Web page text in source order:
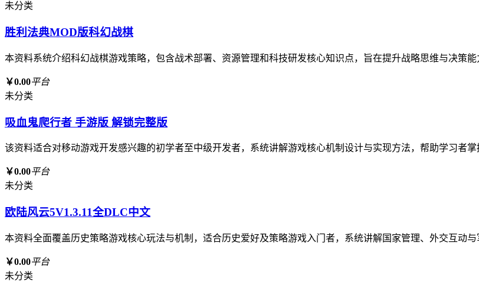
未分类
胜利法典MOD版科幻战棋
本资料系统介绍科幻战棋游戏策略，包含战术部署、资源管理和科技研发核心知识点，旨在提升战略思维与决策
￥0.00平台
未分类
吸血鬼爬行者 手游版 解锁完整版
该资料适合对移动游戏开发感兴趣的初学者至中级开发者，系统讲解游戏核心机制设计与实现方法，帮助学习者
￥0.00平台
未分类
欧陆风云5V1.3.11全DLC中文
本资料全面覆盖历史策略游戏核心玩法与机制，适合历史爱好及策略游戏入门者，系统讲解国家管理、外交互动
￥0.00平台
未分类